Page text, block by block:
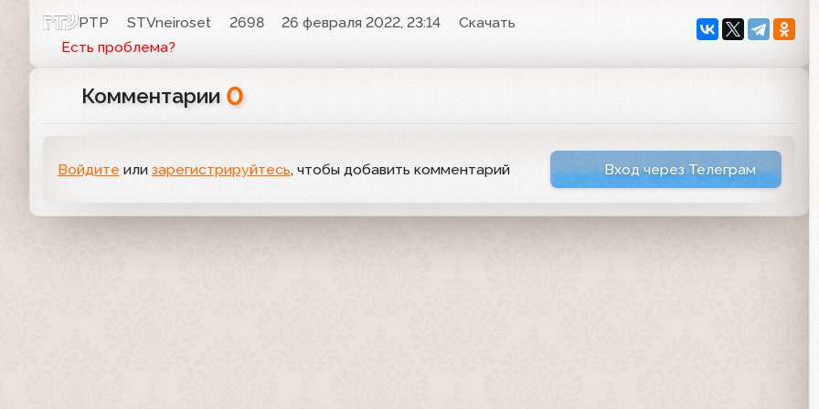
РТР STVneiroset 2698 26 февраля 2022, 23:14
Скачать
Есть проблема?
Комментарии 0
Войдите или зарегистрируйтесь, чтобы добавить комментарий Вход через Телеграм